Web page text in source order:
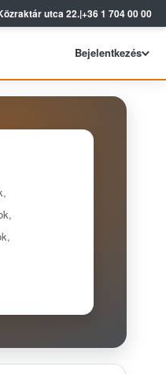
utca 22.|+36 1 704 00 00
Bejelentkezés